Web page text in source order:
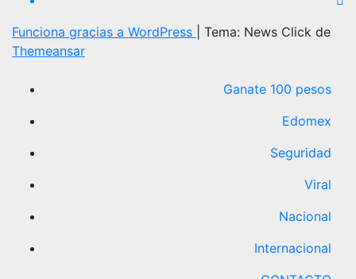
Funciona gracias a WordPress
Tema: News Click de
Themeansar
Ganate 100 pesos
Edomex
Seguridad
Viral
Nacional
Internacional